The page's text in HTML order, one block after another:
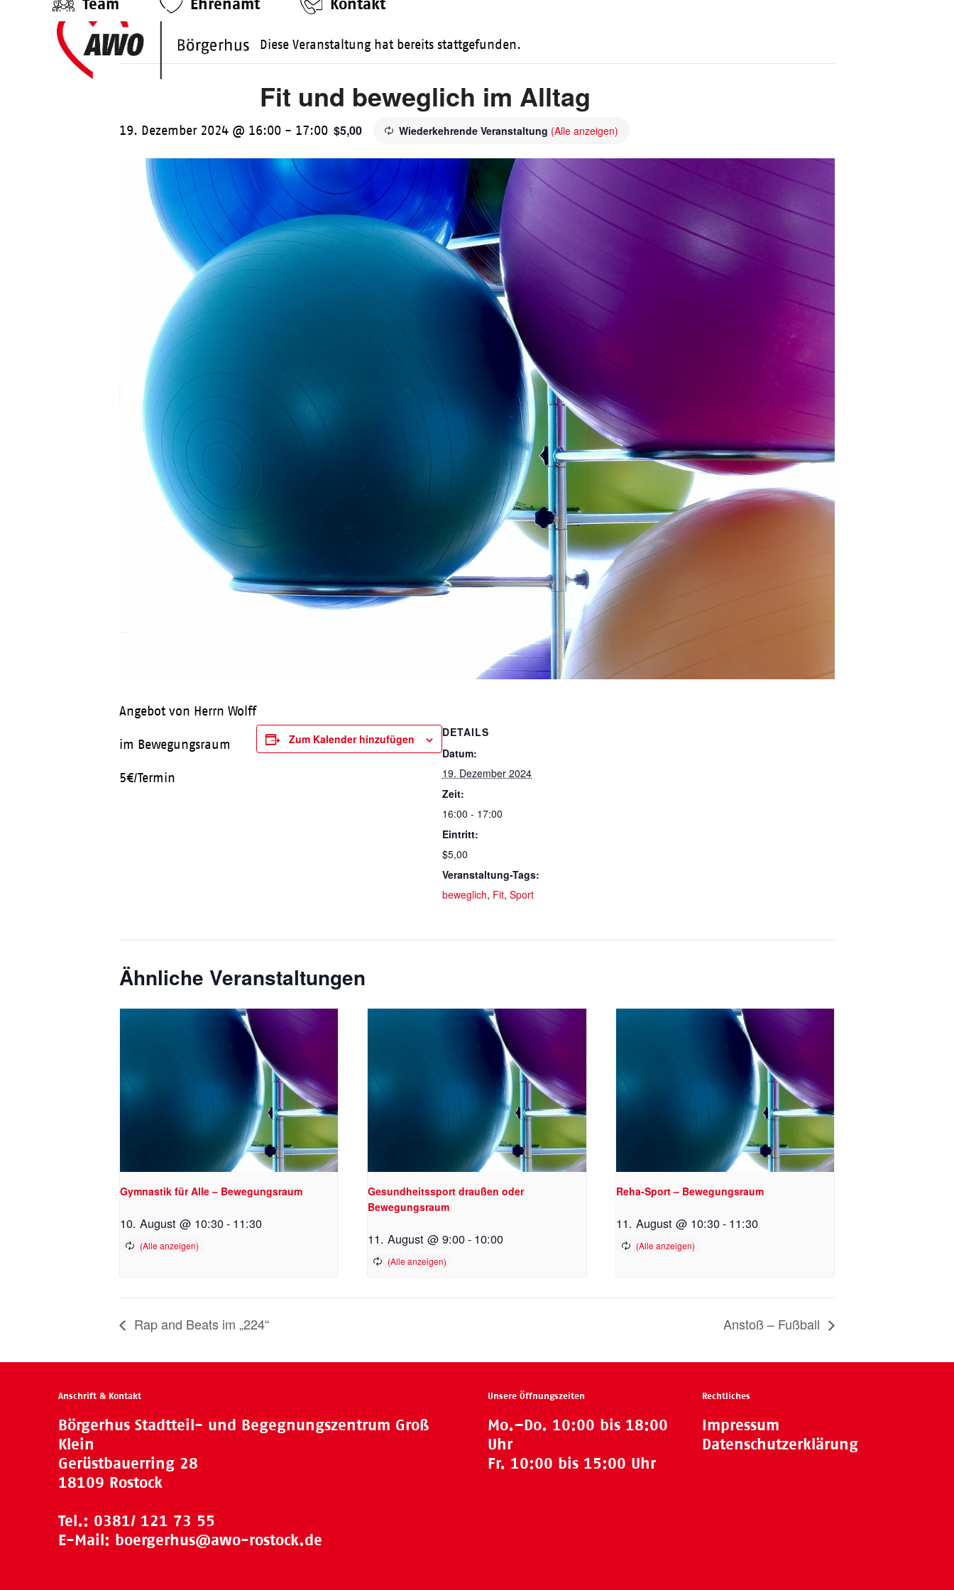
Team Ehrenamt Kontakt
Diese Veranstaltung hat bereits stattgefunden.
Fit und beweglich im Alltag
19. Dezember 2024 @ 16:00 - 17:00 Wiederkehrende Veranstaltung (Alle anzeigen)
$5,00
Angebot von Herrn Wolff
im Bewegungsraum
5€/Termin
Zum Kalender hinzufügen
DETAILS
Datum:
19. Dezember 2024
Zeit:
16:00 - 17:00
Eintritt:
$5,00
Veranstaltung-Tags:
beweglich, Fit, Sport
Ähnliche Veranstaltungen
Gymnastik für Alle – Bewegungsraum
10. August @ 10:30- 11:30
Gesundheitssport draußen oder
Bewegungsraum
11. August @ 9:00- 10:00
Reha-Sport – Bewegungsraum
11. August @ 10:30- 11:30
Rap and Beats im „224“ Anstoß – Fußball
Anschrift & Kontakt
Börgerhus Stadtteil- und Begegnungszentrum Groß
Klein
Gerüstbauerring 28
18109 Rostock
Tel.: 0381/ 121 73 55
E-Mail: boergerhus@awo-rostock.de
Unsere Öffnungszeiten
Mo.–Do. 10:00 bis 18:00
Uhr
Fr. 10:00 bis 15:00 Uhr
Rechtliches
Impressum
Datenschutzerklärung